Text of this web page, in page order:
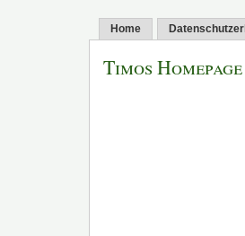
Home
Timos Homepage